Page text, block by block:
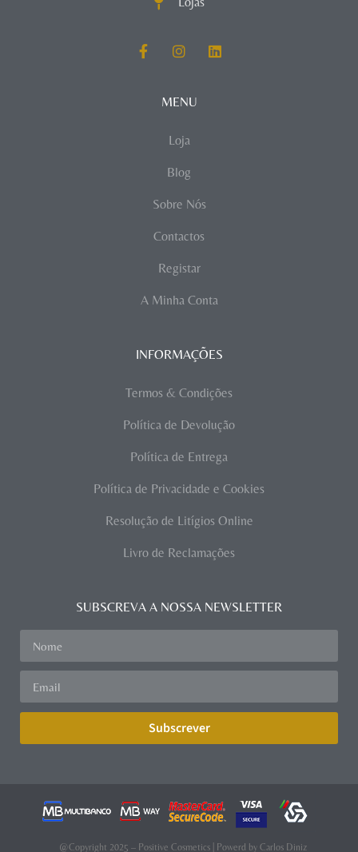
MENU
Loja
Blog
Sobre Nós
Contactos
Registar
A Minha Conta
INFORMAÇÕES
Termos & Condições
Política de Devolução
Política de Entrega
Política de Privacidade e Cookies
Resolução de Litígios Online
Livro de Reclamações
SUBSCREVA A NOSSA NEWSLETTER
Subscrever
@Copyright 2025 – Positive Cosmetics | Powerd by Carlos Diniz